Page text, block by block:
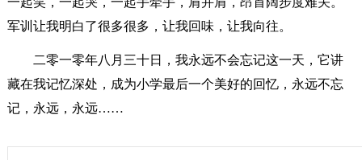
军训让我明白了很多很多，让我回味，让我向往。
二零一零年八月三十日，我永远不会忘记这一天，它讲
藏在我记忆深处，成为小学最后一个美好的回忆，永远不忘
记，永远，永远……